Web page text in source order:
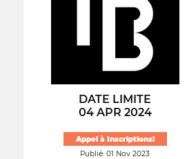
DATE LIMITE
04 APR 2024
Appel à Inscriptions!
Publié: 01 Nov 2023